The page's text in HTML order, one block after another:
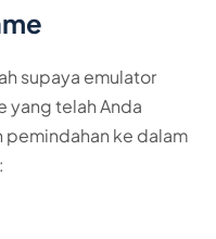
supaya emulator
yang telah Anda
ke dalam